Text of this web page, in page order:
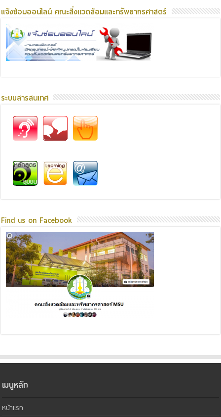
แจ้งซ่อมออนไลน์ คณะสิ่งแวดล้อมและทรัพยากรศาสตร์
ระบบสารสนเทศ
Find us on Facebook
เมนูหลัก
หน้าแรก